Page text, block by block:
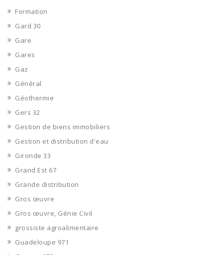
Formation
Gard 30
Gare
Gares
Gaz
Général
Géothermie
Gers 32
Gestion de biens immobiliers
Gestion et distribution d'eau
Gironde 33
Grand Est 67
Grande distribution
Gros œuvre
Gros œuvre, Génie Civil
grossiste agroalimentaire
Guadeloupe 971